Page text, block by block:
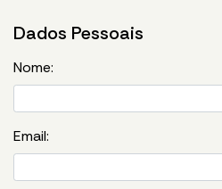
Dados Pessoais
Nome:
Email: